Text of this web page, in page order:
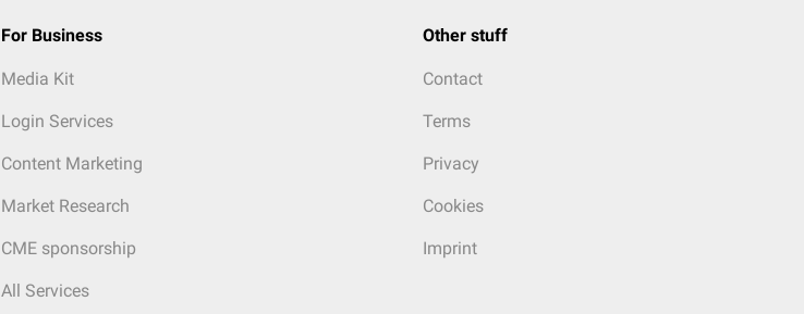
For Business
Media Kit
Login Services
Content Marketing
Market Research
CME sponsorship
All Services
Other stuff
Contact
Terms
Privacy
Cookies
Imprint